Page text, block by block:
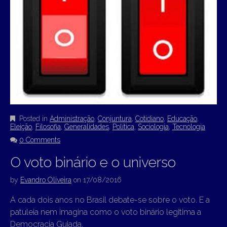
Posted in Administração Conjuntura Cotidiano Educação
Eleição Filosofia Generalidades Política Sociologia Tecnologia
0 Comments
O voto binário e o universo
by Evandro Oliveira on 17/08/2016
A cada dois anos no Brasil debate-se sobre o voto. E a
patuleia nem imagina como o voto binário legitima a
Democracia Guiada.